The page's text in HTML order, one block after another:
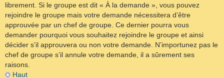
librement. Si le groupe est dit « À la demande », vous pouvez
rejoindre le groupe mais votre demande nécessitera d’être
approuvée par un chef de groupe. Ce dernier pourra vous
demander pourquoi vous souhaitez rejoindre le groupe et ainsi
décider s’il approuvera ou non votre demande. N’importunez pas le
chef de groupe s’il annule votre demande, il a sûrement ses
raisons.
Haut